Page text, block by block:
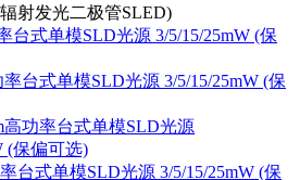
射发光二极管SLED)
台式单模SLD光源 3/5/15/25mW (保
率台式单模SLD光源 3/5/15/25mW (保
高功率台式单模SLD光源
(保偏可选)
台式单模SLD光源 3/5/15/25mW (保